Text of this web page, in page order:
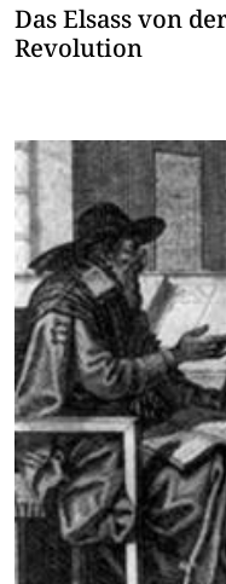
Das Elsass von
Revolution